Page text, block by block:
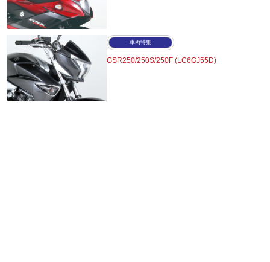
車両特集
GSR250/250S/250F (LC6GJ55D)